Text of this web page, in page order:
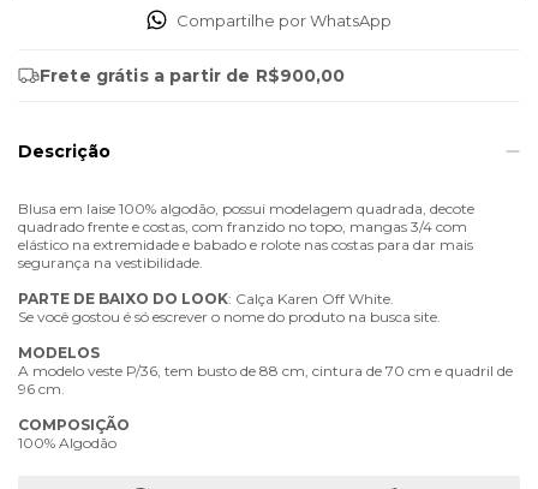
Compartilhe por WhatsApp
Frete grátis a partir de R$900,00
Descrição
Blusa em laise 100% algodão, possui modelagem quadrada, decote
quadrado frente e costas, com franzido no topo, mangas 3/4 com
elástico na extremidade e babado e rolote nas costas para dar mais
segurança na vestibilidade.
PARTE DE BAIXO DO LOOK: Calça Karen Off White.
Se você gostou é só escrever o nome do produto na busca site.
MODELOS
A modelo veste P/36, tem busto de 88 cm, cintura de 70 cm e quadril de
96 cm.
COMPOSIÇÃO
100% Algodão